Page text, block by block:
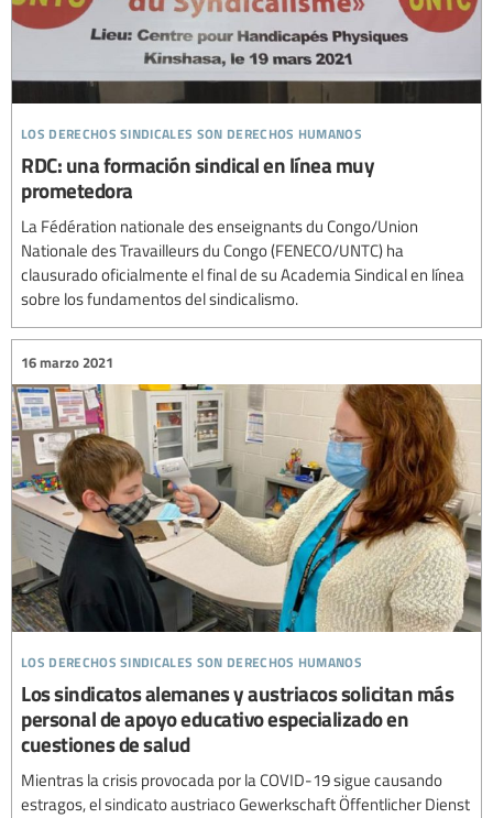
los derechos sindicales son derechos humanos
RDC: una formación sindical en línea muy
prometedora
La Fédération nationale des enseignants du Congo/Union
Nationale des Travailleurs du Congo (FENECO/UNTC) ha
clausurado oficialmente el final de su Academia Sindical en línea
sobre los fundamentos del sindicalismo.
los derechos sindicales son derechos humanos
16 marzo 2021
Los sindicatos alemanes y austriacos solicitan más
personal de apoyo educativo especializado en
cuestiones de salud
Mientras la crisis provocada por la COVID-19 sigue causando
estragos, el sindicato austriaco Gewerkschaft Öffentlicher Dienst